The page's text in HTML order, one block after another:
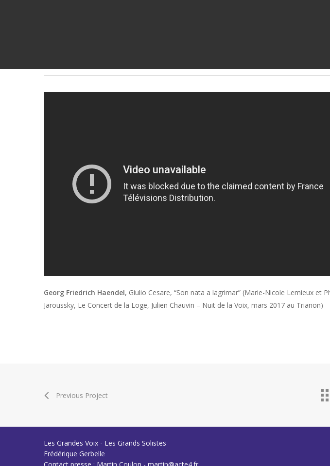
Georg Friedrich Haendel, Giulio Cesare, “Son nata a lagrimar” (Marie-Nicole Lemieux et
Jaroussky, Le Concert de la Loge, Julien Chauvin – Nuit de la Voix, mars 2017 au Trianon)
Previous Project
Les Grandes Voix - Les Grands Solistes
Frédérique Gerbelle